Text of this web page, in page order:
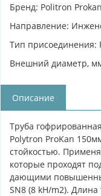
Бренд: Politron Prokan
Направление:
Тип присоединения:
Внешний диаметр,
Описание
Труба
Polytron ProKan
стойкостью.
которые проходят
дающими
SN8 (8 kH/m2).